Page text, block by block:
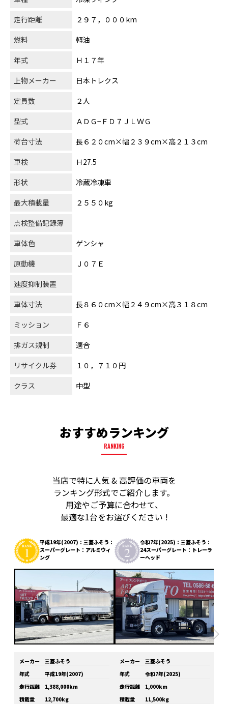
走行距離
２９７，０００km
燃料
軽油
年式
Ｈ１７年
上物メーカー
日本トレクス
定員数
２人
型式
ＡＤＧ−ＦＤ７ＪＬＷＧ
荷台寸法
長６２０cm×幅２３９cm×高２１３cm
車検
Ｈ27.5
形状
冷蔵冷凍車
最大積載量
２５５０kg
点検整備記録簿
車体色
ゲンシャ
原動機
Ｊ０７Ｅ
速度抑制装置
車体寸法
長８６０cm×幅２４９cm×高３１８cm
ミッション
Ｆ６
排ガス規制
適合
リサイクル券
１０，７１０円
クラス
中型
おすすめランキング
RANKING
当店で特に人気 & 高評価の車両を
ランキング形式でご紹介します。
用途やご予算に合わせて、
最適な1台をお選びください !
平成19年(2007)：三菱ふそう：
スーパーグレート：アルミウィ
ング
メーカー
三菱ふそう
年式
平成19年(2007)
走行距離
1,388,000km
積載量
12,700kg
令和7年(2025)：三菱ふそう：
24スーパーグレート：トレーラ
ーヘッド
メーカー
三菱ふそう
年式
令和7年(2025)
走行距離
1,000km
積載量
11,500kg